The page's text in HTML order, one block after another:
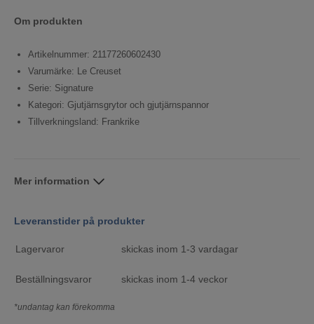
Om produkten
Artikelnummer: 21177260602430
Varumärke: Le Creuset
Serie: Signature
Kategori: Gjutjärnsgrytor och gjutjärnspannor
Tillverkningsland: Frankrike
Mer information
Leveranstider på produkter
Lagervaror skickas inom 1-3 vardagar
Beställningsvaror skickas inom 1-4 veckor
*undantag kan förekomma